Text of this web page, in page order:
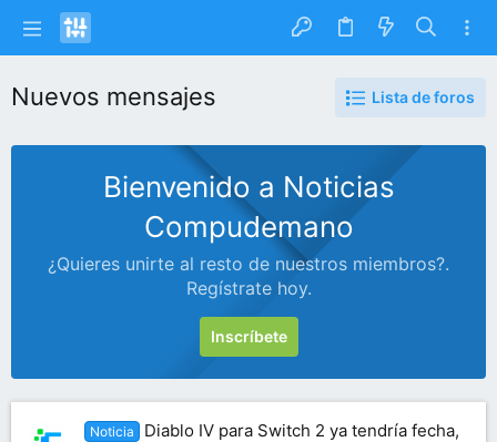
Nuevos mensajes Lista de foros
Bienvenido a Noticias
Compudemano
¿Quieres unirte al resto de nuestros miembros?.
Regístrate hoy.
Inscríbete
Noticia
Diablo IV para Switch 2 ya tendría fecha,